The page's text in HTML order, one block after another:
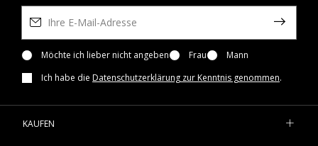
Möchte ich lieber nicht angeben Frau
Mann
Ich habe die Datenschutzerklärung zur Kenntnis genommen.
KAUFEN